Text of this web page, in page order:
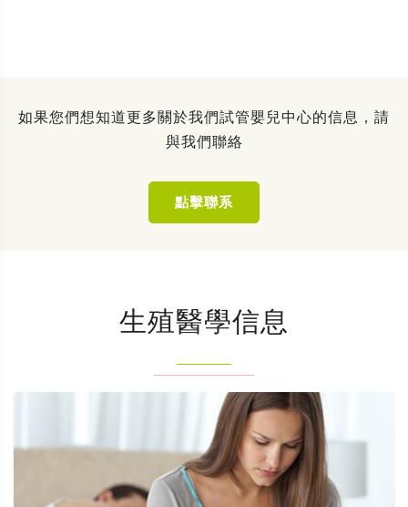
如果您們想知道更多關於我們試管嬰兒中心的信息，請
與我們聯絡
點擊聯系
生殖醫學信息